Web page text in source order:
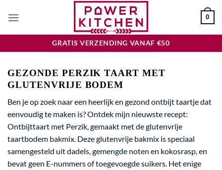
naar
0
GRATIS VERZENDING VANAF €50
GEZONDE PERZIK TAART MET
GLUTENVRIJE BODEM
Ben je op zoek naar een heerlijk en gezond ontbijt taartje dat
eenvoudig te maken is? Ontdek mijn nieuwste recept:
Ontbijttaart met Perzik, gemaakt met de glutenvrije
taartbodem bakmix. Deze glutenvrije bakmix is speciaal
samengesteld uit dadels, gemengde noten en kokosrasp, en
bevat geen E-nummers of toegevoegde suikers. Het enige